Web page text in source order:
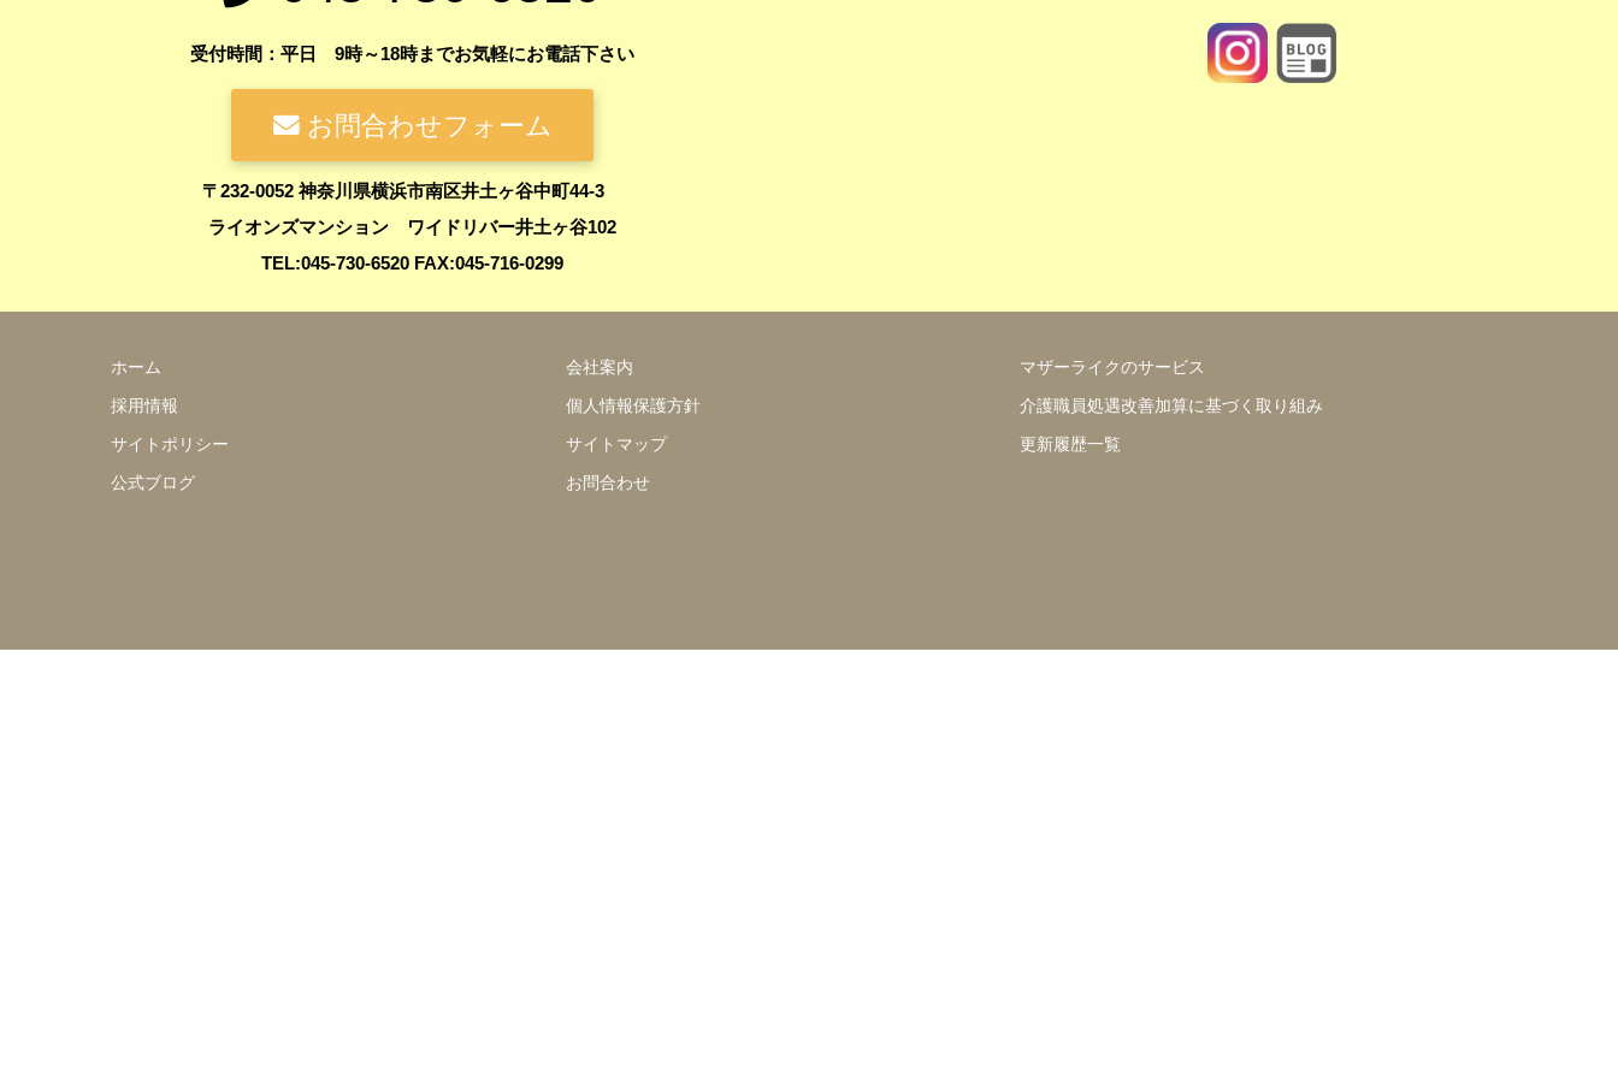
受付時間：平日 9時～18時までお気軽にお電話下さい
お問合わせフォーム
〒232-0052 神奈川県横浜市南区井土ヶ谷中町44-3
ライオンズマンション ワイドリバー井土ヶ谷102
TEL:045-730-6520 FAX:045-716-0299
ホーム 会社案内
マザーライクのサービス
採用情報
個人情報保護方針
介護職員処遇改善加算に基づく取り組み
サイトポリシー
サイトマップ
更新履歴一覧
公式ブログ
お問合わせ